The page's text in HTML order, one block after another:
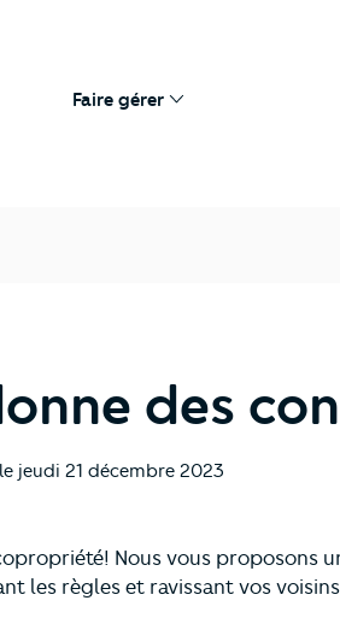
Faire gérer
des
jeudi 21 décembre 2023
Nous vous proposons
les règles et ravissant vos